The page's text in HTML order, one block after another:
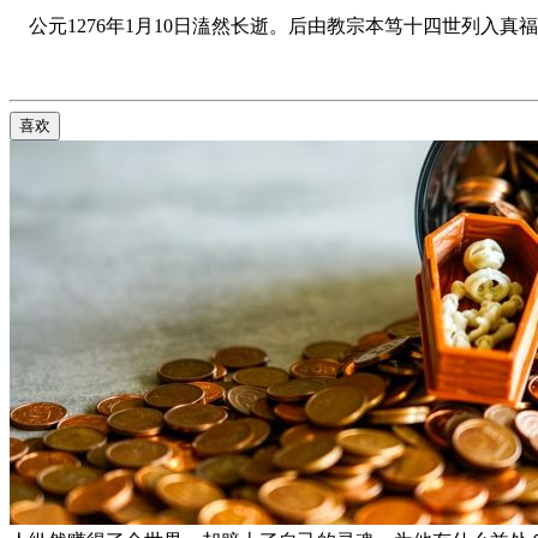
公元1276年1月10日溘然长逝。后由教宗本笃十四世列入真
喜欢